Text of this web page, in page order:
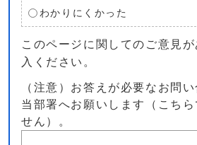
わかりにくかった
このページに関してのご意見
入ください。
（注意）お答えが必要なお問
当部署へお願いします（こち
せん）。